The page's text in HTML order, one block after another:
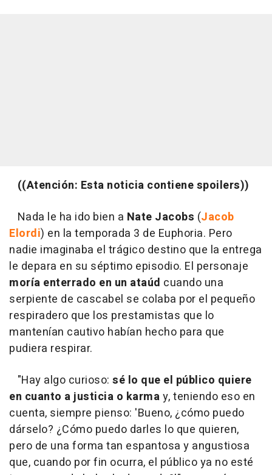
((Atención: Esta noticia contiene spoilers))
Nada le ha ido bien a Nate Jacobs (Jacob
Elordi) en la temporada 3 de Euphoria. Pero
nadie imaginaba el trágico destino que la entrega
le depara en su séptimo episodio. El personaje
moría enterrado en un ataúd cuando una
serpiente de cascabel se colaba por el pequeño
respiradero que los prestamistas que lo
mantenían cautivo habían hecho para que
pudiera respirar.
"Hay algo curioso: sé lo que el público quiere
en cuanto a justicia o karmay, teniendo eso en
cuenta, siempre pienso: 'Bueno, ¿cómo puedo
dárselo? ¿Cómo puedo darles lo que quieren,
pero de una forma tan espantosa y angustiosa
que, cuando por fin ocurra, el público ya no esté